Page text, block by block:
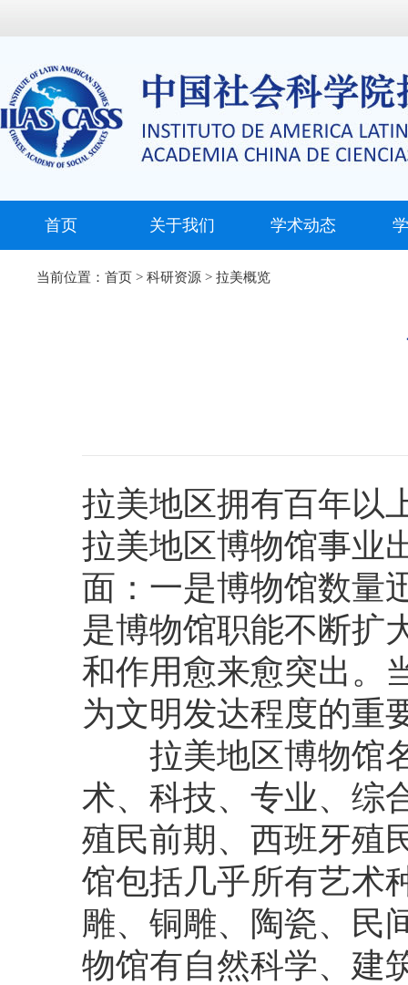
首页 关于我们 学术动态
当前位置： 首页 > 科研资源 > 拉美概览
拉美地区拥有百年以
拉美地区博物馆事业
面：一是博物馆数量
是博物馆职能不断扩
和作用愈来愈突出。
为文明发达程度的重
拉美地区博物馆名
术、科技、专业、综
殖民前期、西班牙殖
馆包括几乎所有艺术
雕、铜雕、陶瓷、民
物馆有自然科学、建